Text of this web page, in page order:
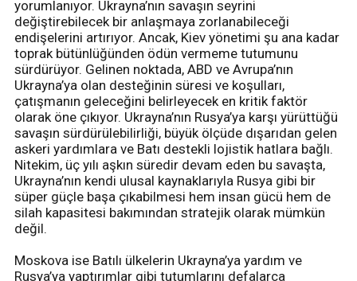
yorumlanıyor. Ukrayna’nın savaşın seyrini
değiştirebilecek bir anlaşmaya zorlanabileceği
endişelerini artırıyor. Ancak, Kiev yönetimi şu ana kadar
toprak bütünlüğünden ödün vermeme tutumunu
sürdürüyor. Gelinen noktada, ABD ve Avrupa’nın
Ukrayna’ya olan desteğinin süresi ve koşulları,
çatışmanın geleceğini belirleyecek en kritik faktör
olarak öne çıkıyor. Ukrayna’nın Rusya’ya karşı yürüttüğü
savaşın sürdürülebilirliği, büyük ölçüde dışarıdan gelen
askeri yardımlara ve Batı destekli lojistik hatlara bağlı.
Nitekim, üç yılı aşkın süredir devam eden bu savaşta,
Ukrayna’nın kendi ulusal kaynaklarıyla Rusya gibi bir
süper güçle başa çıkabilmesi hem insan gücü hem de
silah kapasitesi bakımından stratejik olarak mümkün
değil.
Moskova ise Batılı ülkelerin Ukrayna’ya yardım ve
Rusya’ya yaptırımlar gibi tutumlarını defalarca